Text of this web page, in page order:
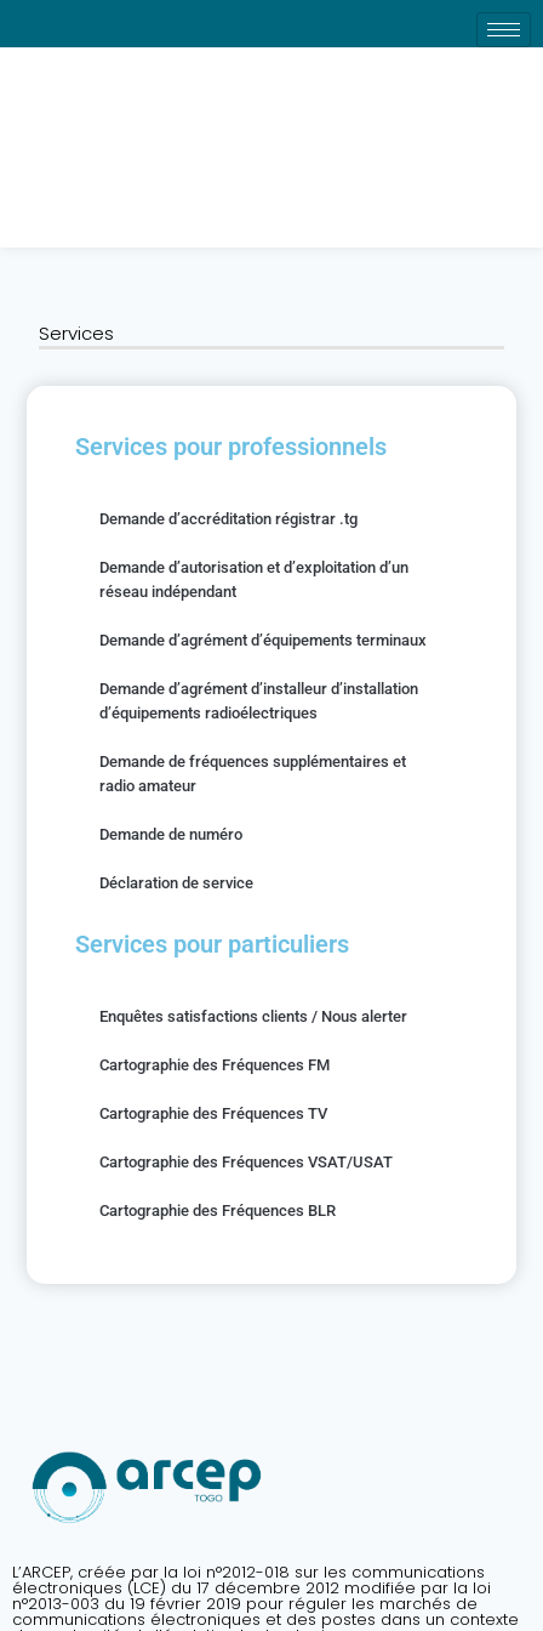
Services
Services pour professionnels
Demande d’accréditation régistrar .tg
Demande d’autorisation et d’exploitation d’un
réseau indépendant
Demande d’agrément d’équipements terminaux
Demande d’agrément d’installeur d’installation
d’équipements radioélectriques
Demande de fréquences supplémentaires et
radio amateur
Demande de numéro
Déclaration de service
Services pour particuliers
Enquêtes satisfactions clients / Nous alerter
Cartographie des Fréquences FM
Cartographie des Fréquences TV
Cartographie des Fréquences VSAT/USAT
Cartographie des Fréquences BLR
L’ARCEP, créée par la loi n°2012-018 sur les communications
électroniques (LCE) du 17 décembre 2012 modifiée par la loi
n°2013-003 du 19 février 2019 pour réguler les marchés de
communications électroniques et des postes dans un contexte